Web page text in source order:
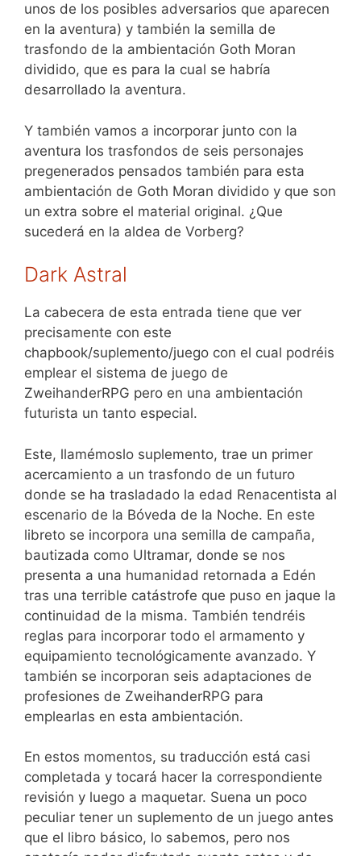
unos de los posibles adversarios que aparecen
en la aventura) y también la semilla de
trasfondo de la ambientación Goth Moran
dividido, que es para la cual se habría
desarrollado la aventura.
Y también vamos a incorporar junto con la
aventura los trasfondos de seis personajes
pregenerados pensados también para esta
ambientación de Goth Moran dividido y que son
un extra sobre el material original. ¿Que
sucederá en la aldea de Vorberg?
Dark Astral
La cabecera de esta entrada tiene que ver
precisamente con este
chapbook/suplemento/juego con el cual podréis
emplear el sistema de juego de
ZweihanderRPG pero en una ambientación
futurista un tanto especial.
Este, llamémoslo suplemento, trae un primer
acercamiento a un trasfondo de un futuro
donde se ha trasladado la edad Renacentista al
escenario de la Bóveda de la Noche. En este
libreto se incorpora una semilla de campaña,
bautizada como Ultramar, donde se nos
presenta a una humanidad retornada a Edén
tras una terrible catástrofe que puso en jaque la
continuidad de la misma. También tendréis
reglas para incorporar todo el armamento y
equipamiento tecnológicamente avanzado. Y
también se incorporan seis adaptaciones de
profesiones de ZweihanderRPG para
emplearlas en esta ambientación.
En estos momentos, su traducción está casi
completada y tocará hacer la correspondiente
revisión y luego a maquetar. Suena un poco
peculiar tener un suplemento de un juego antes
que el libro básico, lo sabemos, pero nos